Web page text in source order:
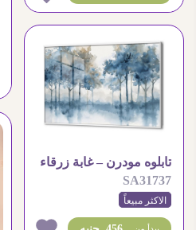
تابلوه مودرن – غابة زرقاء
SA31737
الاكثر مبيعاً